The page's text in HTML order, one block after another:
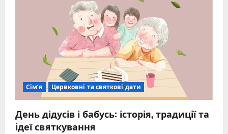
Сім’я Цервковні та святкові дати
День дідусів і бабусь: історія, традиції та
ідеї святкування